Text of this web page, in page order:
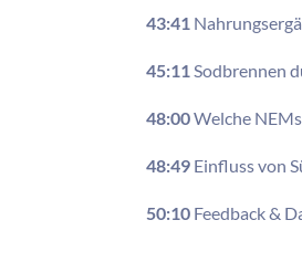
43:41
45:11 Sodbrennen
48:00Welche
48:49 Einfluss von
50:10 Feedback &